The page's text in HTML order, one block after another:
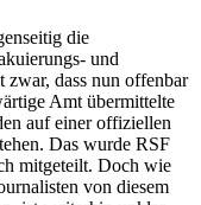
die
und
dass nun offenbar
Amt übermittelte
auf einer offiziellen
Das wurde RSF
mitgeteilt. Doch wie
von diesem